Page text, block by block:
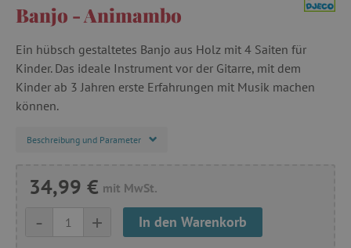
Banjo - Animambo
Ein hübsch gestaltetes Banjo aus Holz mit 4 Saiten für
Kinder. Das ideale Instrument vor der Gitarre, mit dem
Kinder ab 3 Jahren erste Erfahrungen mit Musik machen
können.
Beschreibung und Parameter
34,99 € mit MwSt.
+
- In den Warenkorb